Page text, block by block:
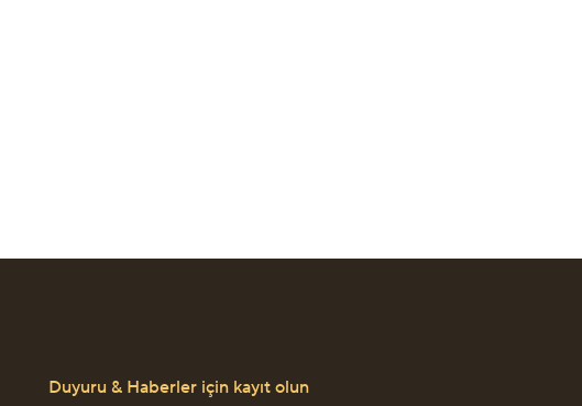
Duyuru & Haberler için kayıt olun